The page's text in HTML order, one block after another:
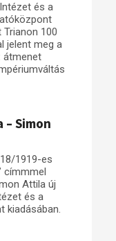
és a
Trianon 100
jelent meg a
átmenet
Simon
1919-es
címmmel
Attila új
és a
kiadásában.